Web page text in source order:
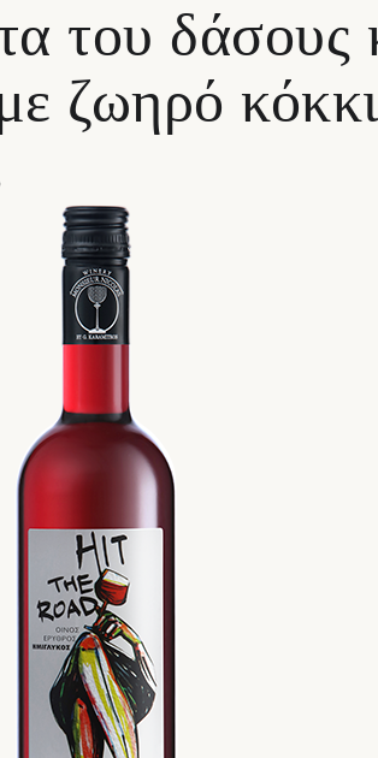
του δάσους
ζωηρό